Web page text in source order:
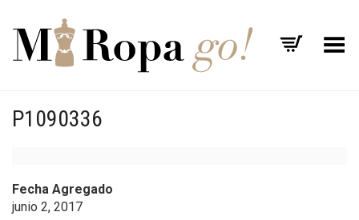
Menú
P1090336
Fecha Agregado
junio 2, 2017